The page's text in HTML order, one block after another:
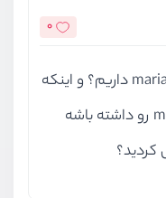
0
سلام find هم در گزارش گیری mariadb داریم؟ و اینکه
سایتی داریم که مستندات mariadb رو داشته باشه